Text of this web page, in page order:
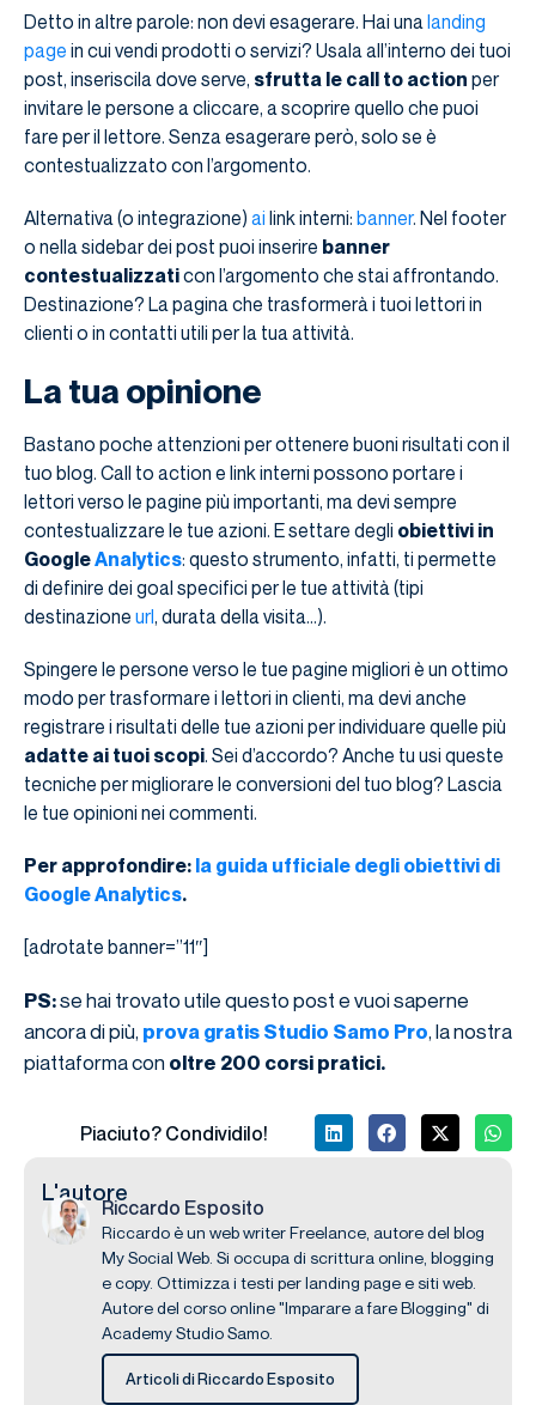
Detto in altre parole: non devi esagerare. Hai una landing
page in cui vendi prodotti o servizi? Usala all’interno dei tuoi
post, inseriscila dove serve, sfrutta le call to action per
invitare le persone a cliccare, a scoprire quello che puoi
fare per il lettore. Senza esagerare però, solo se è
contestualizzato con l’argomento.
Alternativa (o integrazione) ai link interni: banner. Nel footer
o nella sidebar dei post puoi inserire banner
contestualizzaticon l’argomento che stai affrontando.
Destinazione? La pagina che trasformerà i tuoi lettori in
clienti o in contatti utili per la tua attività.
La tua opinione
Bastano poche attenzioni per ottenere buoni risultati con il
tuo blog. Call to action e link interni possono portare i
lettori verso le pagine più importanti, ma devi sempre
contestualizzare le tue azioni. E settare degli obiettivi in
GoogleAnalytics: questo strumento, infatti, ti permette
di definire dei goal specifici per le tue attività (tipi
destinazione url, durata della visita…).
Spingere le persone verso le tue pagine migliori è un ottimo
modo per trasformare i lettori in clienti, ma devi anche
registrare i risultati delle tue azioni per individuare quelle più
adatte ai tuoi scopi. Sei d’accordo? Anche tu usi queste
tecniche per migliorare le conversioni del tuo blog? Lascia
le tue opinioni nei commenti.
Per approfondire: la guida ufficiale degli obiettivi di
Google Analytics.
[adrotate banner=”11″]
PS:se hai trovato utile questo post e vuoi saperne
ancora di più, prova gratis Studio Samo Pro, la nostra
piattaforma con oltre 200 corsi pratici.
Piaciuto? Condividilo!
L'autore
Riccardo Esposito
Riccardo è un web writer Freelance, autore del blog
My Social Web. Si occupa di scrittura online, blogging
e copy. Ottimizza i testi per landing page e siti web.
Autore del corso online "Imparare a fare Blogging" di
Academy Studio Samo.
Articoli di Riccardo Esposito